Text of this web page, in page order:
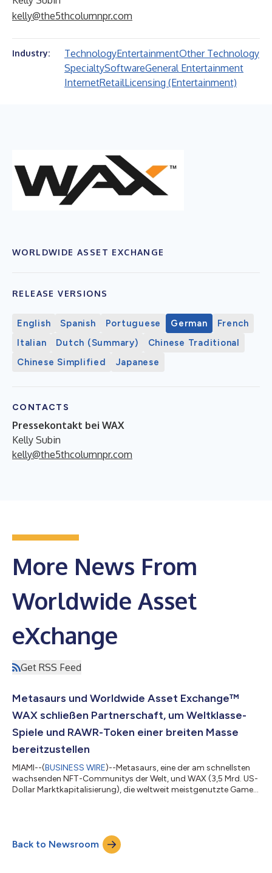
kelly@the5thcolumnpr.com
Industry: TechnologyEntertainmentOther Technology
SpecialtySoftwareGeneral Entertainment
InternetRetailLicensing (Entertainment)
WORLDWIDE ASSET EXCHANGE
RELEASE VERSIONS
English Spanish Portuguese German
French
Italian
Dutch (Summary)
Chinese Traditional
Chinese Simplified
Japanese
CONTACTS
Pressekontakt bei WAX
Kelly Subin
kelly@the5thcolumnpr.com
More News From
Worldwide Asset
eXchange
Get RSS Feed
Metasaurs und Worldwide Asset Exchange™
WAX schließen Partnerschaft, um Weltklasse-
Spiele und RAWR-Token einer breiten Masse
bereitzustellen
MIAMI--(BUSINESS WIRE)--Metasaurs, eine der am schnellsten
wachsenden NFT-Communitys der Welt, und WAX (3,5 Mrd. US-
Dollar Marktkapitalisierung), die weltweit meistgenutzte Game-
von Weltklasse in das WAX-Ökosystem aufzunehmen. Die
Schöpfer von Metasaurs und Gründer von WAX werden
gemeinsam das neue NFT-Gaming-Studio MetaGames...
Back to Newsroom